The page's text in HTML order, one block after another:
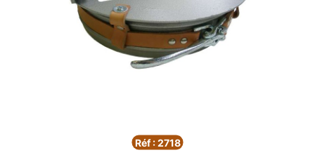
Réf : 2718